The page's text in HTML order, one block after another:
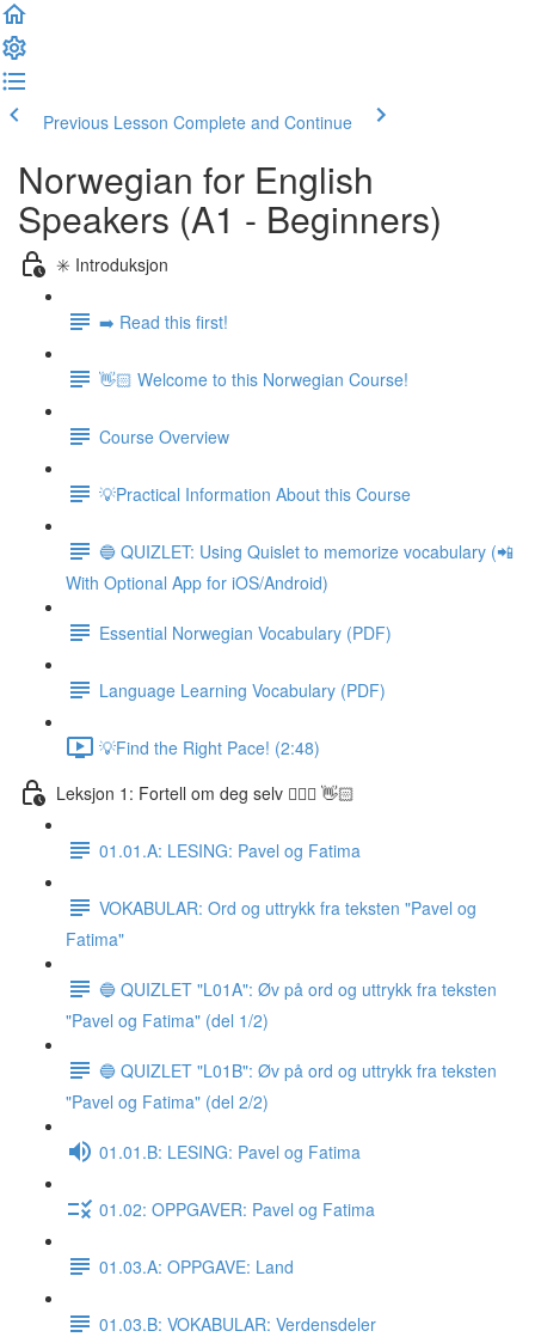
Previous Lesson Complete and Continue
Norwegian for English
Speakers (A1 - Beginners)
✳️ Introduksjon
➡️ Read this first!
👋🏻 Welcome to this Norwegian Course!
Course Overview
💡Practical Information About this Course
🔵 QUIZLET: Using Quislet to memorize vocabulary (📲
With Optional App for iOS/Android)
Essential Norwegian Vocabulary (PDF)
Language Learning Vocabulary (PDF)
💡Find the Right Pace! (2:48)
Leksjon 1: Fortell om deg selv 🙋🏽‍♀️ 👋🏻
01.01.A: LESING: Pavel og Fatima
VOKABULAR: Ord og uttrykk fra teksten "Pavel og
Fatima"
🔵 QUIZLET "L01A": Øv på ord og uttrykk fra teksten
"Pavel og Fatima" (del 1/2)
🔵 QUIZLET "L01B": Øv på ord og uttrykk fra teksten
"Pavel og Fatima" (del 2/2)
01.01.B: LESING: Pavel og Fatima
01.02: OPPGAVER: Pavel og Fatima
01.03.A: OPPGAVE: Land
01.03.B: VOKABULAR: Verdensdeler